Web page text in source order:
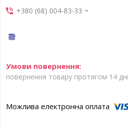
+380 (68) 004-83-33
повернення товару протягом 14